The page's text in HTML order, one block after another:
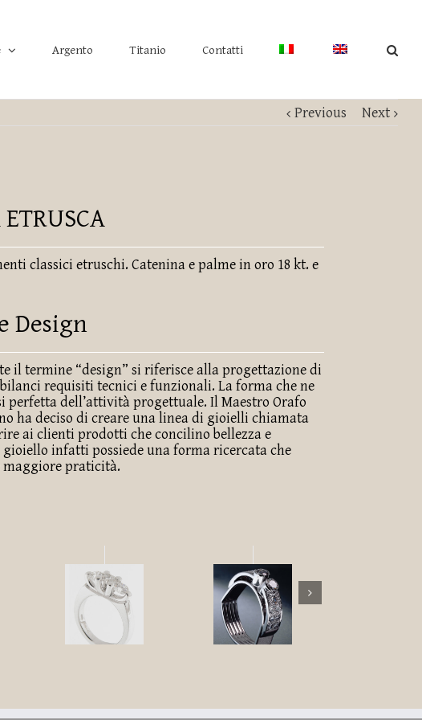
Argento Titanio Contatti
Previous Next
classici etruschi. Catenina e palme in oro 18 kt. e
Design
il termine “design” si riferisce alla progettazione di
requisiti tecnici e funzionali. La forma che ne
perfetta dell’attività progettuale. Il Maestro Orafo
ha deciso di creare una linea di gioielli chiamata
ai clienti prodotti che concilino bellezza e
infatti possiede una forma ricercata che
maggiore praticità.